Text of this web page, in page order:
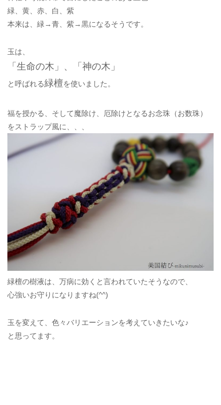
緑、黄、赤、白、紫
本来は、緑→青、紫→黒になるそうです。
玉は、
「生命の木」、「神の木」
と呼ばれる緑檀を使いました。
福を授かる、そして魔除け、厄除けとなるお念珠（お数珠）
をストラップ風に、、、
緑檀の樹液は、万病に効くと言われていたそうなので、
心強いお守りになりますね(^^)
玉を変えて、色々バリエーションを考えていきたいな♪
と思ってます。